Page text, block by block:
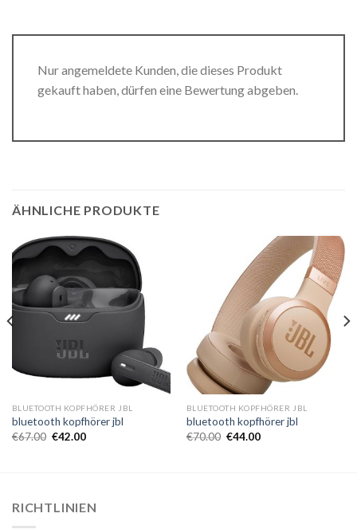
Nur angemeldete Kunden, die dieses Produkt
gekauft haben, dürfen eine Bewertung abgeben.
ÄHNLICHE PRODUKTE
BLUETOOTH KOPFHÖRER JBL
bluetooth kopfhörer jbl
€67.00 €42.00
BLUETOOTH KOPFHÖRER JBL
bluetooth kopfhörer jbl
€70.00 €44.00
RICHTLINIEN